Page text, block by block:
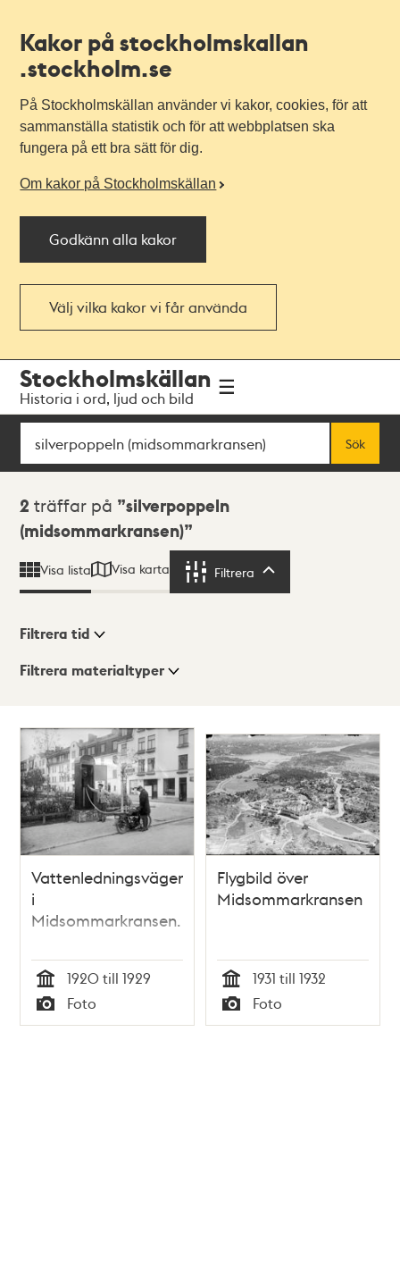
Kakor på stockholmskallan
.stockholm.se
På Stockholmskällan använder vi kakor, cookies, för att
sammanställa statistik och för att webbplatsen ska
fungera på ett bra sätt för dig.
Om kakor på Stockholmskällan
Godkänn alla kakor
Välj vilka kakor vi får använda
navigationen
huvudinnehållet
Stockholmskällan
Historia i ord, ljud och bild
Sök
Sök
Sökresultat
2 träffar på
silverpoppeln
(midsommarkransen)
Visa lista Visa karta Filtrera
Visningsläge
Lista
Karta
Filtrera tid
Filtrera materialtyper
träffar
Vattenledningsvägen
i
Midsommarkransen.
Tid
1920 till 1929
Typ
Foto
Flygbild över
Midsommarkransen
Tid
1931 till 1932
Typ
Foto